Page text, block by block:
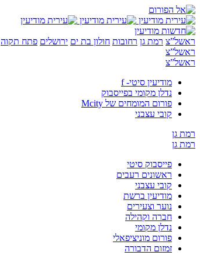
ראשל”צ רמת גן רחובות חולון בת ים ירושלים פתח תקוה
ראשל”צ
ראשל”צ
מודיעין סיטי- f
נדלן מקומי בפייסבוק
פורום המומחים של Mcity
קובי עצבני
רמת גן
רמת גן
פייסבוק סיטי
ראשונים רעבים
קובי עצבני
מודיעין ברשת
נוער וצעירים
חברה וקהילה
נדלן מקומי
פורום מוניציפאלי
זמזום הדבורה